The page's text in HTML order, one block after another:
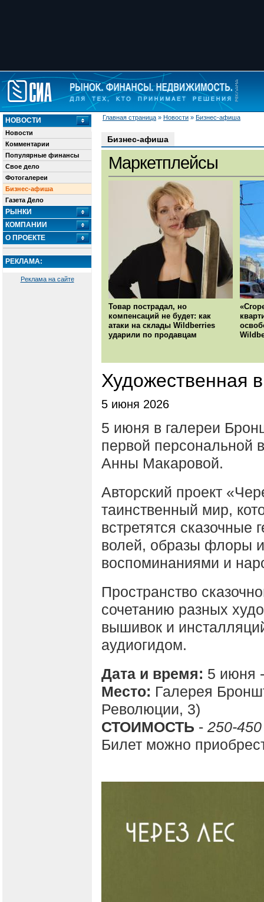
Главная страница » Новости » Бизнес-афиша
НОВОСТИ
Новости
Комментарии
Популярные финансы
Свое дело
Фотогалереи
Бизнес-афиша
Газета Дело
РЫНКИ
КОМПАНИИ
О ПРОЕКТЕ
РЕКЛАМА:
Реклама на сайте
Бизнес-афиша
Маркетплейсы
Товар пострадал, но
компенсаций не будет: как
атаки на склады Wildberries
ударили по продавцам
Художественная
5 июня 2026
5 июня в галереи
первой персональной
Анны Макаровой.
Авторский проект
таинственный мир,
встретятся сказочные
волей, образы флоры
воспоминаниями и
Пространство
сочетанию разных
вышивок и
аудиогидом.
Дата и время: 5 июня
Место: Галерея
Революции, 3)
СТОИМОСТЬ - 250-
Билет можно